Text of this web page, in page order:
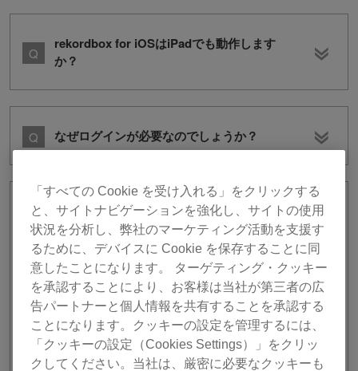
rekordbox for iOSはiPadでも動作します
か？
なぜログインが必要なのでしょうか？
rekordbox for iOS (ver. 3)より前のバー
ジョンのライブラリをrekordbox for iOS
(ver. 4)で使うことはできますか？
rekordbox for iOS (ver. 3)より前のバージョンのライブラリ
は、rekordbox for iOS (ver. 4)では使用できません。
PC/Macをお使いの場合は、rekordbox for Mac/Windows
(ver. 6)より前のバージョンのライブラリをrekordbox for
「すべての Cookie を受け入れる」をクリックする
と、サイトナビゲーションを強化し、サイトの使用
状況を分析し、弊社のマーケティング活動を支援す
るために、デバイスに Cookie を保存することに同
意したことになります。 ターゲティング・クッキー
を承認することにより、お客様は当社が第三者の広
告パートナーと個人情報を共有することを承認する
ことになります。クッキーの設定を管理するには、
「クッキーの設定（Cookies Settings）」をクリッ
クしてください。当社は、厳密に必要なクッキーも